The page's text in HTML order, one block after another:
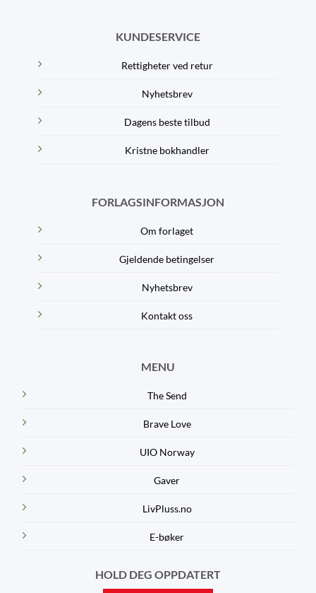
KUNDESERVICE
Rettigheter ved retur
Nyhetsbrev
Dagens beste tilbud
Kristne bokhandler
FORLAGSINFORMASJON
Om forlaget
Gjeldende betingelser
Nyhetsbrev
Kontakt oss
MENU
The Send
Brave Love
UIO Norway
Gaver
LivPluss.no
E-bøker
HOLD DEG OPPDATERT